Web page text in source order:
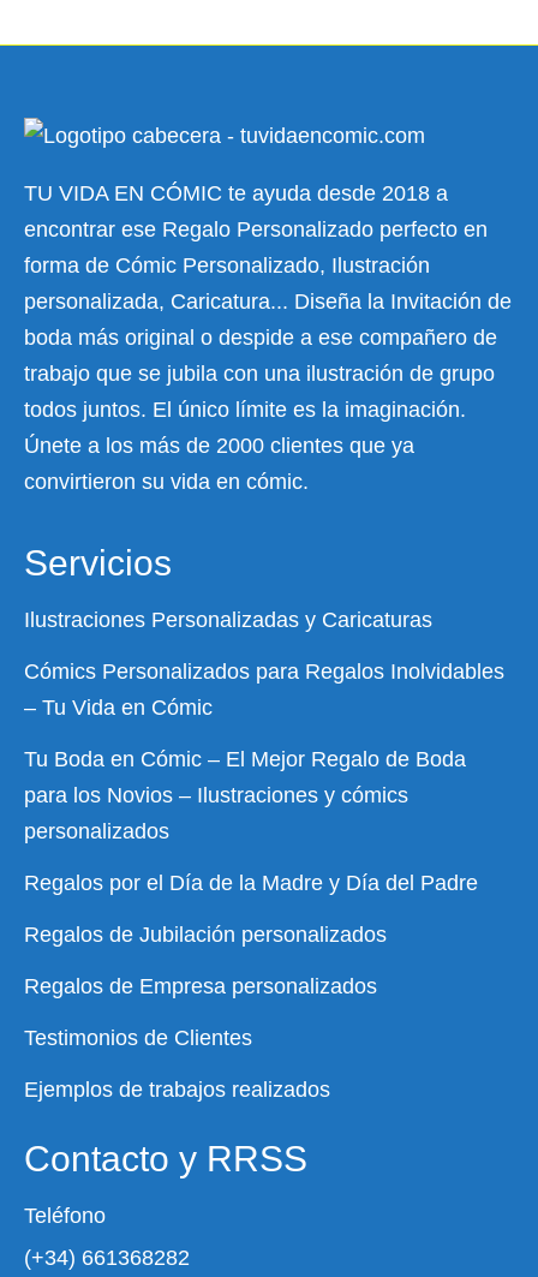
TU VIDA EN CÓMIC te ayuda desde 2018 a
encontrar ese Regalo Personalizado perfecto en
forma de Cómic Personalizado, Ilustración
personalizada, Caricatura... Diseña la Invitación de
boda más original o despide a ese compañero de
trabajo que se jubila con una ilustración de grupo
todos juntos. El único límite es la imaginación.
Únete a los más de 2000 clientes que ya
convirtieron su vida en cómic.
Servicios
Ilustraciones Personalizadas y Caricaturas
Cómics Personalizados para Regalos Inolvidables
– Tu Vida en Cómic
Tu Boda en Cómic – El Mejor Regalo de Boda
para los Novios – Ilustraciones y cómics
personalizados
Regalos por el Día de la Madre y Día del Padre
Regalos de Jubilación personalizados
Regalos de Empresa personalizados
Testimonios de Clientes
Ejemplos de trabajos realizados
Contacto y RRSS
Teléfono
(+34) 661368282